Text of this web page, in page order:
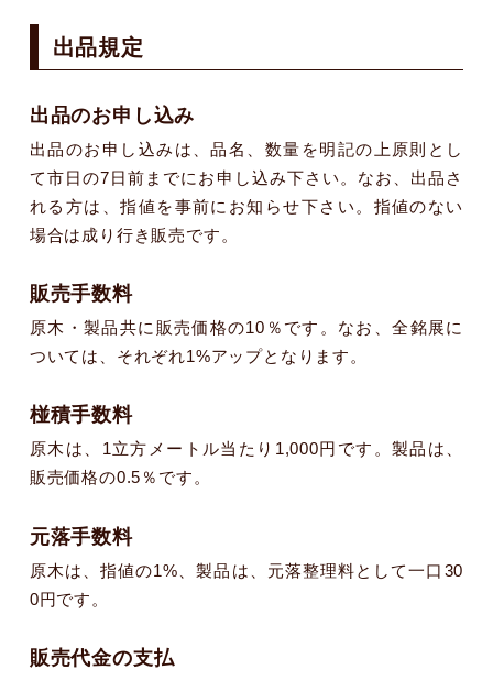
出品規定
出品のお申し込み
出品のお申し込みは、品名、数量を明記の上原則とし
て市日の7日前までにお申し込み下さい。なお、出品さ
れる方は、指値を事前にお知らせ下さい。指値のない
場合は成り行き販売です。
販売手数料
原木・製品共に販売価格の10％です。なお、全銘展に
ついては、それぞれ1%アップとなります。
椪積手数料
原木は、1立方メートル当たり1,000円です。製品は、
販売価格の0.5％です。
元落手数料
原木は、指値の1%、製品は、元落整理料として一口30
0円です。
販売代金の支払